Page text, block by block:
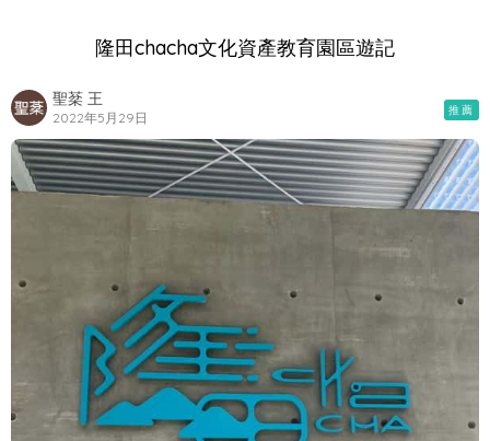
隆田chacha文化資產教育園區遊記
聖棻 王
2022年5月29日 推薦